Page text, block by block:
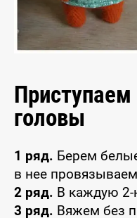
головы
1 ряд. Берем
в нее
2 ряд. В каждую
3 ряд. Вяжем без